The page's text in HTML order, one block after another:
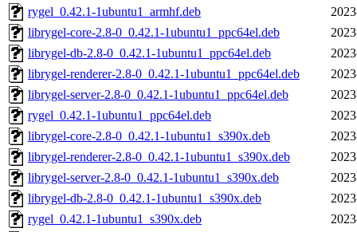
rygel_0.42.1-1ubuntu1_armhf.deb
librygel-core-2.8-0_0.42.1-1ubuntu1_ppc64el.deb
librygel-db-2.8-0_0.42.1-1ubuntu1_ppc64el.deb
librygel-renderer-2.8-0_0.42.1-1ubuntu1_ppc64el.deb
librygel-server-2.8-0_0.42.1-1ubuntu1_ppc64el.deb
rygel_0.42.1-1ubuntu1_ppc64el.deb
librygel-core-2.8-0_0.42.1-1ubuntu1_s390x.deb
librygel-renderer-2.8-0_0.42.1-1ubuntu1_s390x.deb
librygel-server-2.8-0_0.42.1-1ubuntu1_s390x.deb
librygel-db-2.8-0_0.42.1-1ubuntu1_s390x.deb
rygel_0.42.1-1ubuntu1_s390x.deb